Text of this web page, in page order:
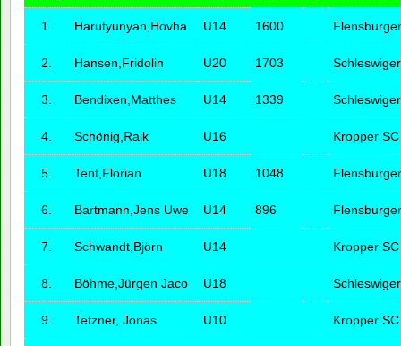
1. Harutyunyan,Hovha U14 1600
2. Hansen,Fridolin U20 1703
3. Bendixen,Matthes U14 1339
4. Schönig,Raik U16 Kropper
5. Tent,Florian U18 1048
6. Bartmann,Jens Uwe U14 896
7. Schwandt,Björn U14 Kropper
8. Böhme,Jürgen Jaco U18
9. Tetzner, Jonas U10 Kropper SC